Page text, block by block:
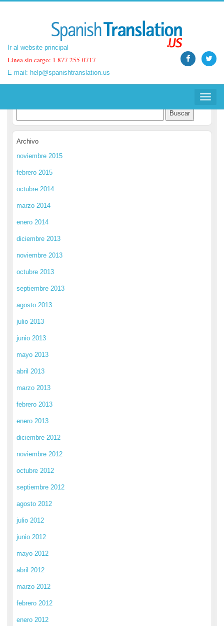
Ir al website principal
Linea sin cargo: 1 877 255-0717
E mail: help@spanishtranslation.us
Toggle
Ir al website principal
Linea sin cargo: 1 877 255-0717
E mail: help@spanishtranslation.us
Toggle
Spanish Translation Blog
Archivo
noviembre 2015
febrero 2015
octubre 2014
marzo 2014
enero 2014
diciembre 2013
noviembre 2013
octubre 2013
septiembre 2013
agosto 2013
julio 2013
junio 2013
mayo 2013
abril 2013
marzo 2013
febrero 2013
enero 2013
diciembre 2012
noviembre 2012
octubre 2012
septiembre 2012
agosto 2012
julio 2012
junio 2012
mayo 2012
abril 2012
marzo 2012
febrero 2012
enero 2012